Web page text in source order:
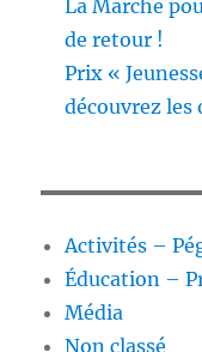
La Marche
de retour !
Prix «
découvrez
Activités –
Éducation –
Média
Non classé